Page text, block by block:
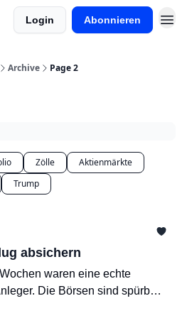
Login Abonnieren
Archive Page 2
Zölle
Aktienmärkte
Trump
absichern
waren eine echte
Die Börsen sind spürbar
fragen sich: War es das schon,